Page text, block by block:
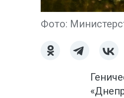
Фото: